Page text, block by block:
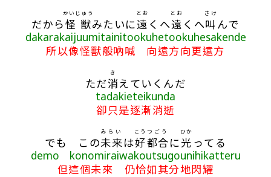
だから怪獣
かいじゅう
みたいに遠
とお
くへ遠
とお
くへ叫
さけ
んで
dakarakaijuumitainitookuhetookuhesakende
所以像怪獸般吶喊 向遠方向更遠方
ただ消
き
えていくんだ
tadakieteikunda
卻只是逐漸消逝
でも この未来
みらい
は好
こう
都合
つごう
に光
ひか
ってる
demo konomiraiwakoutsugounihikatteru
但這個未來 仍恰如其分地閃耀